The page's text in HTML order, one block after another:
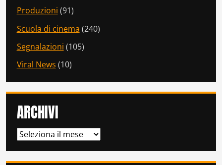
Produzioni (91)
Scuola di cinema (240)
Segnalazioni (105)
Viral News (10)
ARCHIVI
ARCHIVI